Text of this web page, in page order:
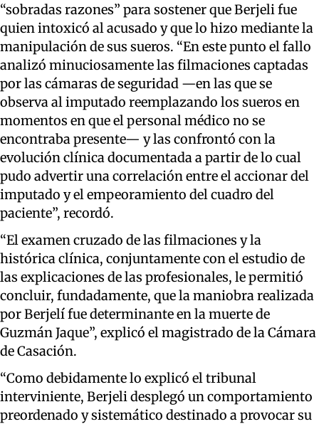
“sobradas razones” para sostener que Berjeli fue
quien intoxicó al acusado y que lo hizo mediante la
manipulación de sus sueros. “En este punto el fallo
analizó minuciosamente las filmaciones captadas
por las cámaras de seguridad —en las que se
observa al imputado reemplazando los sueros en
momentos en que el personal médico no se
encontraba presente— y las confrontó con la
evolución clínica documentada a partir de lo cual
pudo advertir una correlación entre el accionar del
imputado y el empeoramiento del cuadro del
paciente”, recordó.
“El examen cruzado de las filmaciones y la
histórica clínica, conjuntamente con el estudio de
las explicaciones de las profesionales, le permitió
concluir, fundadamente, que la maniobra realizada
por Berjelí fue determinante en la muerte de
Guzmán Jaque”, explicó el magistrado de la Cámara
de Casación.
“Como debidamente lo explicó el tribunal
interviniente, Berjeli desplegó un comportamiento
preordenado y sistemático destinado a provocar su